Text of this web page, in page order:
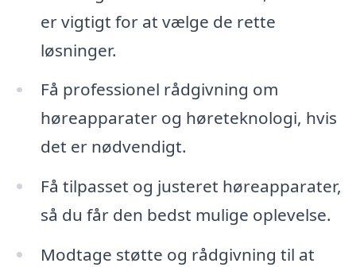
er vigtigt for at vælge de rette
løsninger.
Få professionel rådgivning om
høreapparater og høreteknologi, hvis
det er nødvendigt.
Få tilpasset og justeret høreapparater,
så du får den bedst mulige oplevelse.
Modtage støtte og rådgivning til at